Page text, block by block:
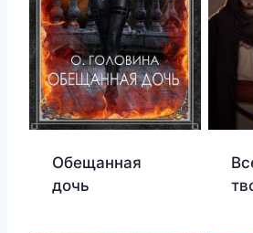
Обещанная
дочь